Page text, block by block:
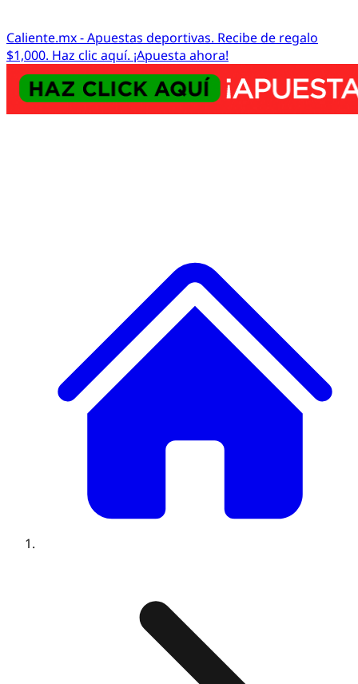
Caliente.mx - Apuestas deportivas. Recibe de regalo
$1,000. Haz clic aquí. ¡Apuesta ahora!